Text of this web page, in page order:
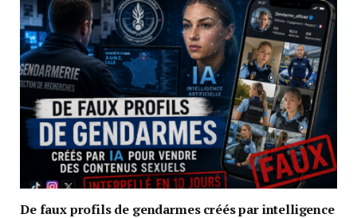
De faux profils de gendarmes créés par intelligence